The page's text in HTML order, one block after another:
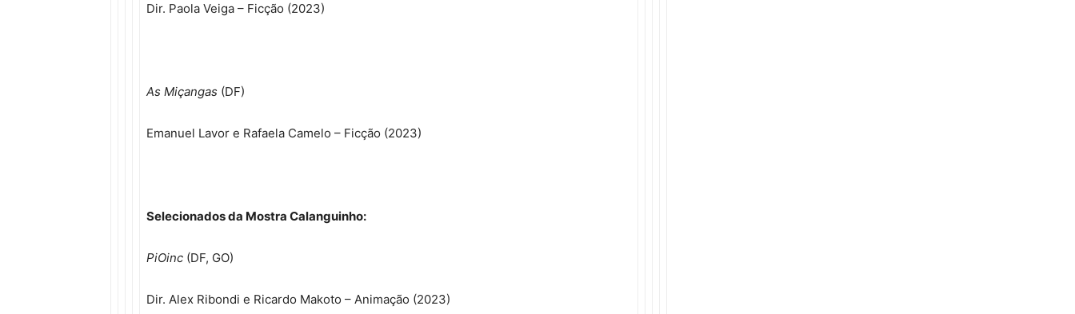
Dir. Paola Veiga – Ficção (2023)
As Miçangas (DF)
Emanuel Lavor e Rafaela Camelo – Ficção (2023)
Selecionados da Mostra Calanguinho:
PiOinc (DF, GO)
Dir. Alex Ribondi e Ricardo Makoto – Animação (2023)